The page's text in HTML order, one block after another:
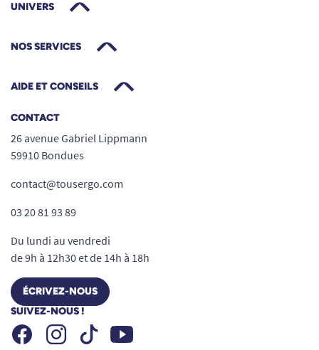
UNIVERS
NOS SERVICES
AIDE ET CONSEILS
CONTACT
26 avenue Gabriel Lippmann
59910 Bondues
contact@tousergo.com
03 20 81 93 89
Du lundi au vendredi
de 9h à 12h30 et de 14h à 18h
ÉCRIVEZ-NOUS
SUIVEZ-NOUS !
FacebookInstagramTiktok Youtube